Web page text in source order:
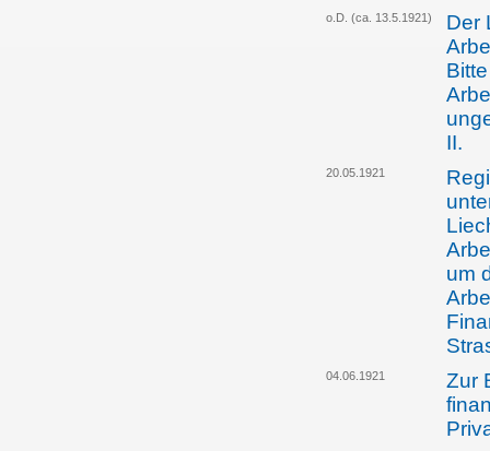
o.D. (ca. 13.5.1921)
Der
II.
20.05.1921
um
04.06.1921
Zur